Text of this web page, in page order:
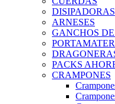
DISIPADORAS
ARNESES
GANCHOS
PACKS
CRAMPONES